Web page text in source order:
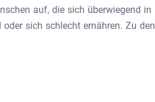
auf, die sich überwiegend in
sich schlecht ernähren. Zu den